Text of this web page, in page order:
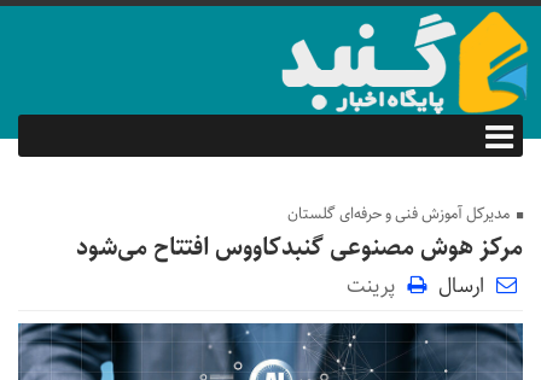
مدیرکل آموزش فنی و حرفه‌ای گلستان
مرکز هوش مصنوعی گنبدکاووس افتتاح می‌شود
ارسال پرینت